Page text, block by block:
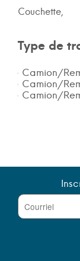
Couchette,
Type de
Camion/
Camion/
Camion/